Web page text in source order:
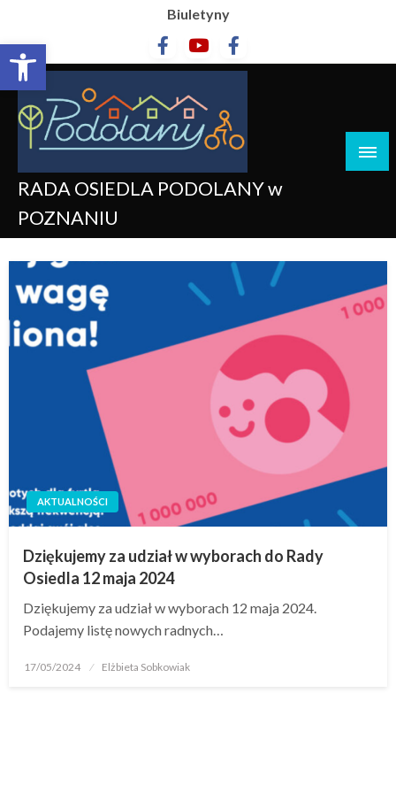
Otwórz pasek narzędzi
Biuletyny
RADA OSIEDLA PODOLANY w
POZNANIU
AKTUALNOŚCI
Dziękujemy za udział w wyborach do Rady
Osiedla 12 maja 2024
Dziękujemy za udział w wyborach 12 maja 2024.
Podajemy listę nowych radnych…
17/05/2024 Elżbieta Sobkowiak